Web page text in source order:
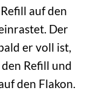
auf den
Der
er voll ist,
Refill und
den Flakon.